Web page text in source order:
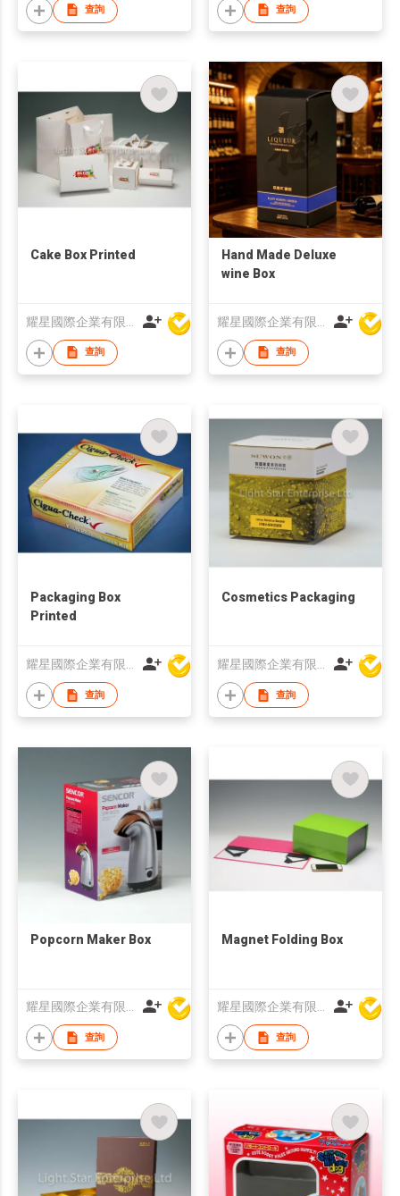
查詢 查詢
Cake Box Printed
查詢
Hand Made Deluxe
wine Box
查詢
Packaging Box
Printed
查詢
Cosmetics Packaging
查詢
Popcorn Maker Box
耀星國際企業有限公司
查詢
Magnet Folding Box
耀星國際企業有限公司
查詢